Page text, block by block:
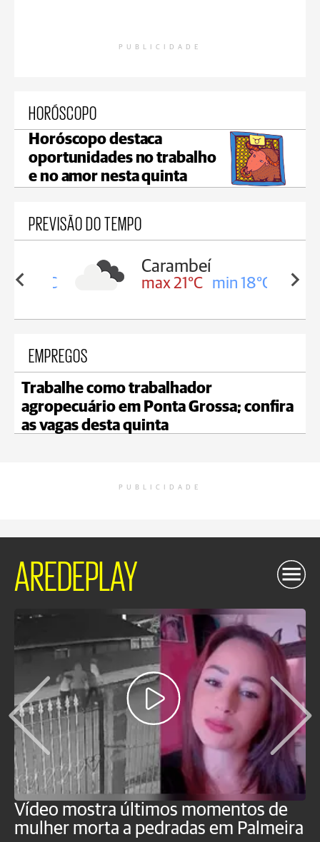
PUBLICIDADE
HORÓSCOPO
Horóscopo destaca
oportunidades no trabalho
e no amor nesta quinta
PREVISÃO DO TEMPO
19°C
Carambeí
max 21°C min 18°C
EMPREGOS
Trabalhe como trabalhador
agropecuário em Ponta Grossa; confira
as vagas desta quinta
PUBLICIDADE
AREDEPLAY
Vídeo mostra últimos momentos de
mulher morta a pedradas em Palmeira